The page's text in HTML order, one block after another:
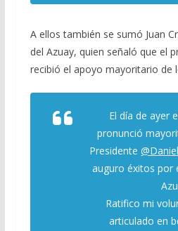
A ellos también se sumó Juan
del Azuay, quien señaló que el
recibió el apoyo mayoritario de
El día de ayer
pronunció
Presidente
auguro éxitos por
Ratifico mi
articulado en